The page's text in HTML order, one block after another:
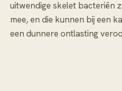
uitwendige skelet bacteriën
mee, en die kunnen bij een
een dunnere ontlasting